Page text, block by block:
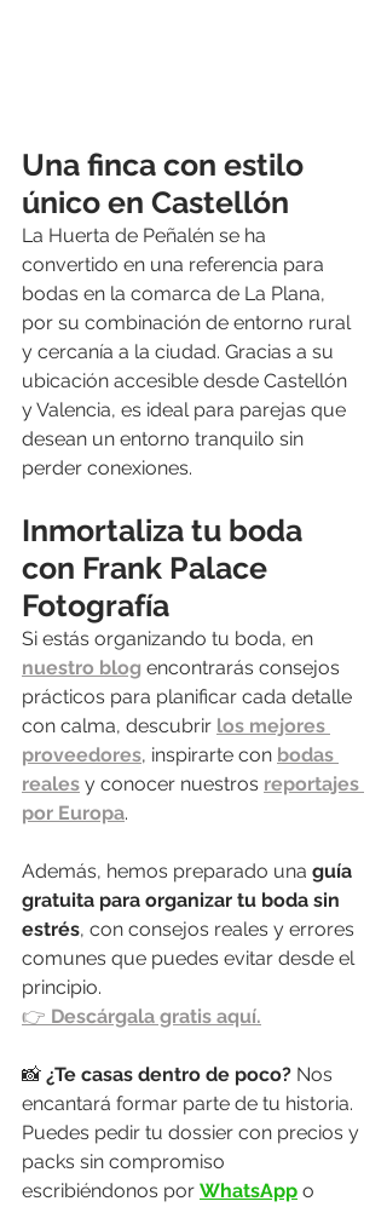
Una finca con estilo
único en Castellón
La Huerta de Peñalén se ha
convertido en una referencia para
bodas en la comarca de La Plana,
por su combinación de entorno rural
y cercanía a la ciudad. Gracias a su
ubicación accesible desde Castellón
y Valencia, es ideal para parejas que
desean un entorno tranquilo sin
perder conexiones.
Inmortaliza tu boda
con Frank Palace
Fotografía
Si estás organizando tu boda, en
nuestro blog encontrarás consejos
prácticos para planificar cada detalle
con calma, descubrir los mejores
proveedores, inspirarte con bodas
reales y conocer nuestros reportajes
por Europa.
Además, hemos preparado una guía
gratuita para organizar tu boda sin
estrés, con consejos reales y errores
comunes que puedes evitar desde el
principio.
👉 Descárgala gratis aquí.
📸 ¿Te casas dentro de poco? Nos
encantará formar parte de tu historia.
Puedes pedir tu dossier con precios y
packs sin compromiso
escribiéndonos por WhatsApp o